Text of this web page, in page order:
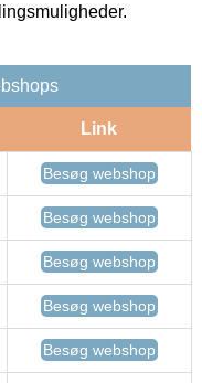
Link
Besøg webshop
Besøg webshop
Besøg webshop
Besøg webshop
Besøg webshop